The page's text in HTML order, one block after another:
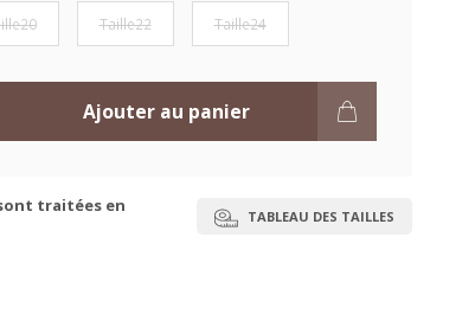
Taille22 Taille24
Ajouter au panier
traitées en
TABLEAU DES TAILLES